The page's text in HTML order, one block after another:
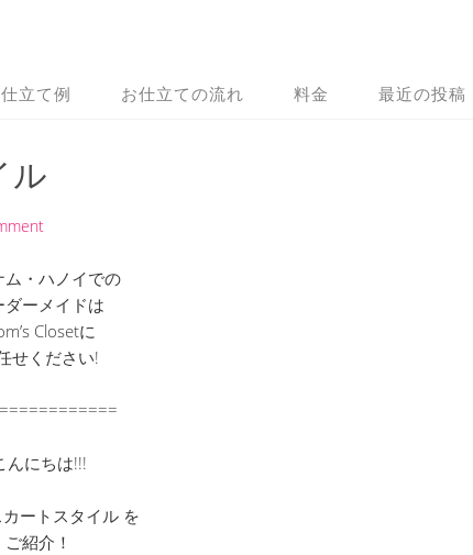
立て例 お仕立ての流れ 料金 最近の投稿
ル
ム・ハノイでの
ダーメイドは
Closetに
せください!
んにちは!!!
ートスタイル を
ご紹介！